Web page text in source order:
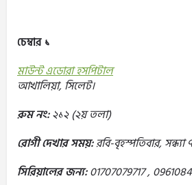
চেম্বার ১
মাউন্ট এডোরা হসপিটাল
আখালিয়া, সিলেট।
রুম নং:২১২ (২য় তলা)
রোগী দেখার সময়:রবি-বৃহস্পতিবার,
সিরিয়ালের জন্য:01707079717 ,